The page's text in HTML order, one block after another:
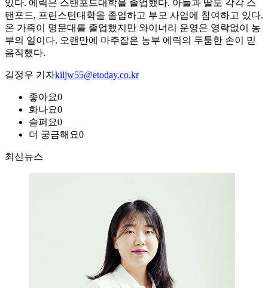
있다. 에릭은 스탠포드대학을 졸업했다. 아들과 딸도 각각 스
탠포드, 프린스턴대학을 졸업하고 부모 사업에 참여하고 있다.
온 가족이 명문대를 졸업했지만 와이너리 운영은 영락없이 농
부의 일이다. 오랜만에 마주잡은 농부 에릭의 두툼한 손이 믿
음직했다.
길정우 기자kiljw55@etoday.co.kr
좋아요0
화나요0
슬퍼요0
더 궁금해요0
최신뉴스